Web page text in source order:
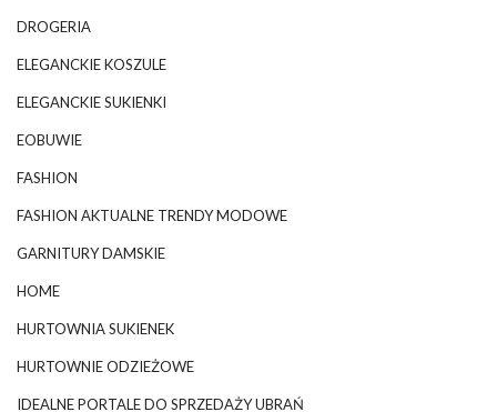
DROGERIA
ELEGANCKIE KOSZULE
ELEGANCKIE SUKIENKI
EOBUWIE
FASHION
FASHION AKTUALNE TRENDY MODOWE
GARNITURY DAMSKIE
HOME
HURTOWNIA SUKIENEK
HURTOWNIE ODZIEŻOWE
IDEALNE PORTALE DO SPRZEDAŻY UBRAŃ